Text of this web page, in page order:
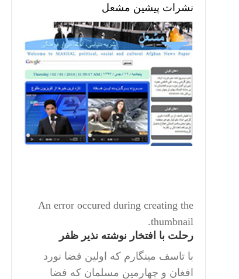
نشرات پیشین مشعل
An error occured during creating the
thumbnail.
رحلت با افتخار نوشته نذیر ظفر
با تاسف مینگارم که اولین فضا نورد
افغان و چهارمین مسلمان که فضا